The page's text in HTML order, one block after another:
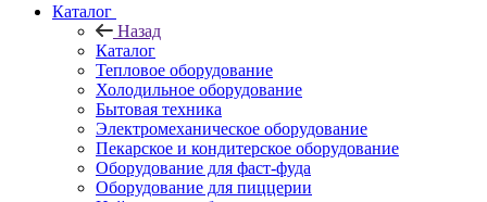
Каталог
Назад
Каталог
Тепловое оборудование
Холодильное оборудование
Бытовая техника
Электромеханическое оборудование
Пекарское и кондитерское оборудование
Оборудование для фаст-фуда
Оборудование для пиццерии